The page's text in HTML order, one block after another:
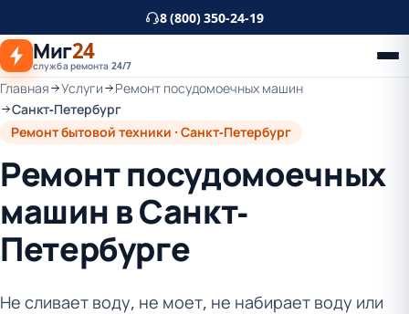
основному
контенту
8 (800) 350-24-19
Миг24
служба ремонта 24/7
Главная Услуги
Ремонт посудомоечных машин
Санкт-Петербург
Ремонт бытовой техники · Санкт-Петербург
Ремонт посудомоечных
машин в Санкт-
Петербурге
Не сливает воду, не моет, не набирает воду или